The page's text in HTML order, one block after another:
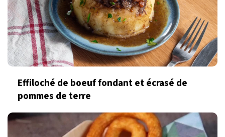
Effiloché de boeuf fondant et écrasé de
pommes de terre